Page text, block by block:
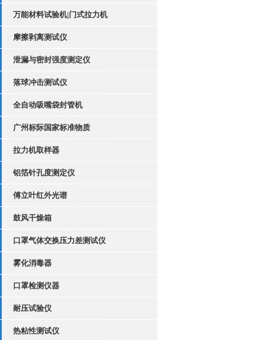
万能材料试验机|门式拉力机
摩擦剥离测试仪
泄漏与密封强度测定仪
落球冲击测试仪
全自动吸嘴袋封管机
广州标际国家标准物质
拉力机取样器
铝箔针孔度测定仪
傅立叶红外光谱
鼓风干燥箱
口罩气体交换压力差测试仪
雾化消毒器
口罩检测仪器
耐压试验仪
热粘性测试仪